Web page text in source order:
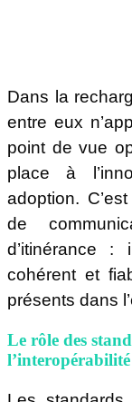
Dans la
entre eux
point de vue
place à
adoption.
de
d’itinérance :
cohérent et
présents dans
Le rôle des
l’interopérabilité